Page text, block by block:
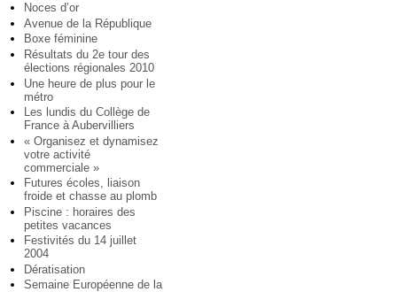
Noces d’or
Avenue de la République
Boxe féminine
Résultats du 2e tour des
élections régionales 2010
Une heure de plus pour le
métro
Les lundis du Collège de
France à Aubervilliers
« Organisez et dynamisez
votre activité
commerciale »
Futures écoles, liaison
froide et chasse au plomb
Piscine : horaires des
petites vacances
Festivités du 14 juillet
2004
Dératisation
Semaine Européenne de la